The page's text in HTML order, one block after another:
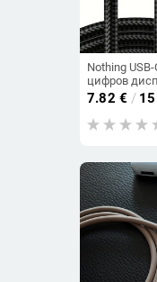
Nothing
цифров
60W PD,
7.82 € /